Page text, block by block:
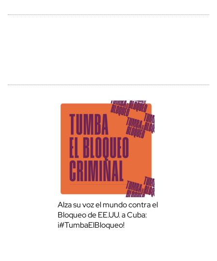
Alza su voz el mundo contra el
Bloqueo de EE.UU. a Cuba:
¡#TumbaElBloqueo!